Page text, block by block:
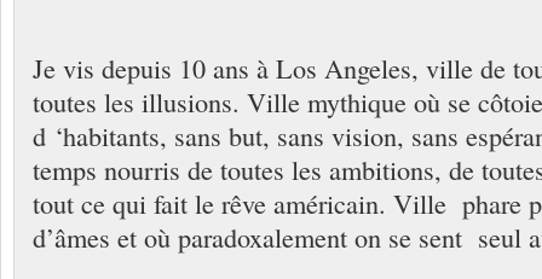
Je vis depuis 10 ans à Los Angeles, ville de
toutes les illusions. Ville mythique où se
d ‘habitants, sans but, sans vision, sans
temps nourris de toutes les ambitions, de
tout ce qui fait le rêve américain. Ville phare
d’âmes et où paradoxalement on se sent seul